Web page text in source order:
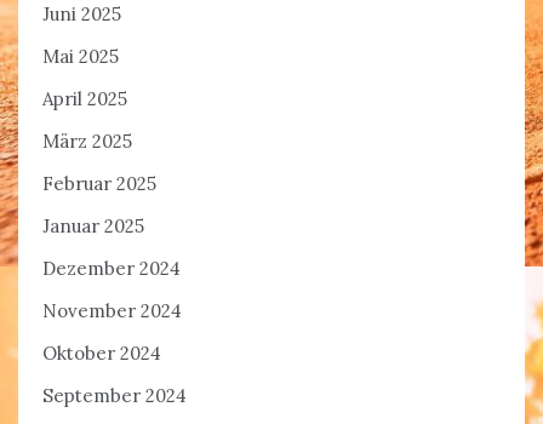
Juni 2025
Mai 2025
April 2025
März 2025
Februar 2025
Januar 2025
Dezember 2024
November 2024
Oktober 2024
September 2024